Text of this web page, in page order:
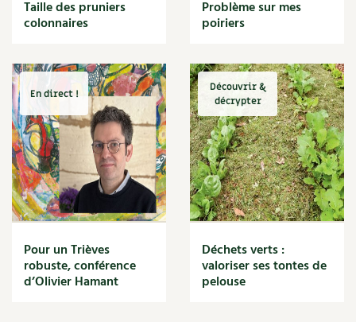
Cuisine saine
Décoration
DIY
Eau
Énergie
Enfants
Expérimentation
Fleur
Jardin bio
Légumes
Légumineuse
Maïs doux
Maison saine
Taille des pruniers
colonnaires
Problème sur mes
poiriers
En direct !
Pour un Trièves
robuste, conférence
d’Olivier Hamant
Découvrir &
décrypter
Déchets verts :
valoriser ses tontes de
pelouse